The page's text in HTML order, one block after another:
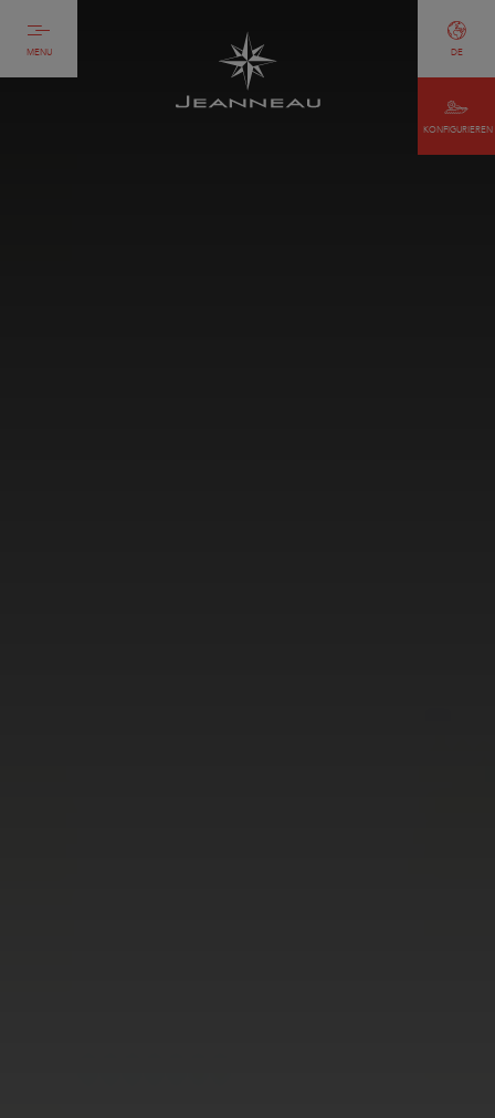
MENU
KONFIGURIEREN
DE